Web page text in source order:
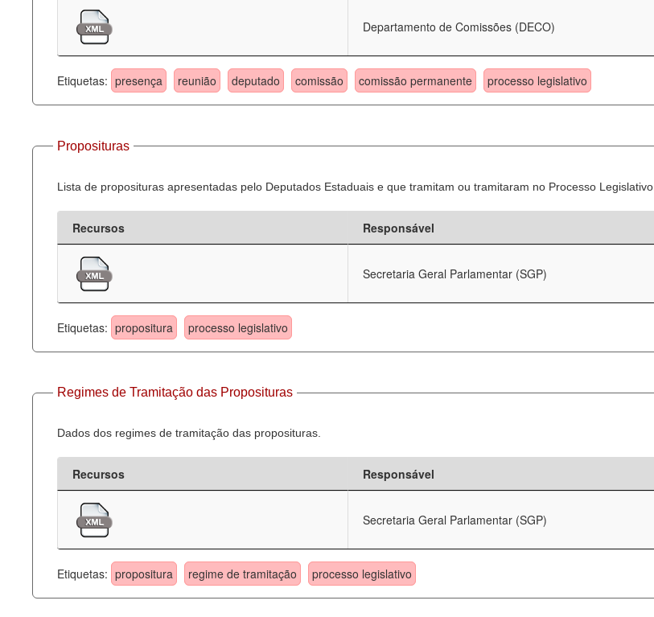
Departamento de Comissões (DECO)
Etiquetas: presença reunião deputado comissão comissão permanente processo legislativo
Proposituras
Lista de proposituras apresentadas pelo Deputados Estaduais e que tramitam ou tramitaram no Processo Legislativo.
Recursos Responsável
Secretaria Geral Parlamentar (SGP)
Etiquetas: propositura processo legislativo
Regimes de Tramitação das Proposituras
Dados dos regimes de tramitação das proposituras.
Recursos Responsável
Secretaria Geral Parlamentar (SGP)
Etiquetas: propositura regime de tramitação processo legislativo